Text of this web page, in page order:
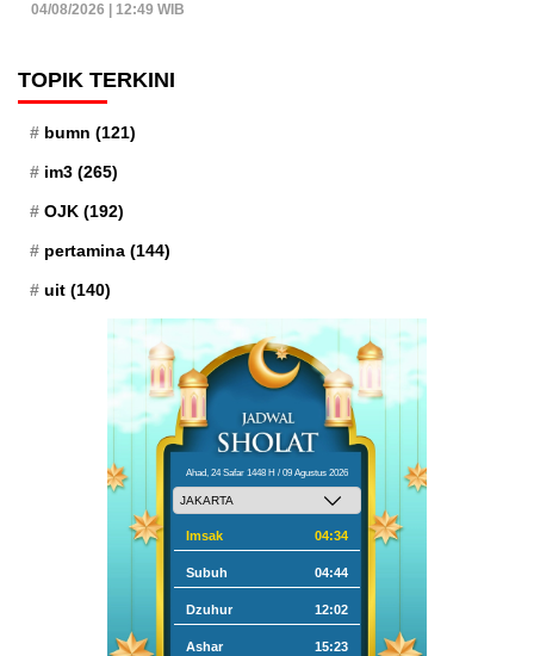
04/08/2026 | 12:49 WIB
TOPIK TERKINI
bumn (121)
im3 (265)
OJK (192)
pertamina (144)
uit (140)
Ahad, 24 Safar 1448 H / 09 Agustus 2026
Imsak 04:34
Subuh 04:44
Dzuhur 12:02
Ashar 15:23